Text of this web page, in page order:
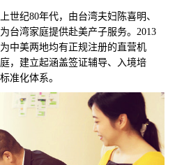
纪80年代，由台湾夫妇陈喜明、
台湾家庭提供赴美产子服务。2013
中美两地均有正规注册的直营机
，建立起涵盖签证辅导、入境培
准化体系。